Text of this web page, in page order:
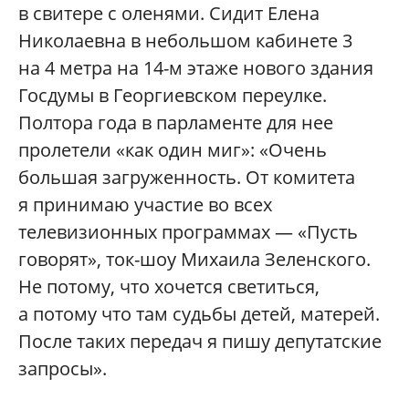
в свитере с оленями. Сидит Елена
Николаевна в небольшом кабинете 3
на 4 метра на 14-м этаже нового здания
Госдумы в Георгиевском переулке.
Полтора года в парламенте для нее
пролетели «как один миг»: «Очень
большая загруженность. От комитета
я принимаю участие во всех
телевизионных программах — «Пусть
говорят», ток-шоу Михаила Зеленского.
Не потому, что хочется светиться,
а потому что там судьбы детей, матерей.
После таких передач я пишу депутатские
запросы».